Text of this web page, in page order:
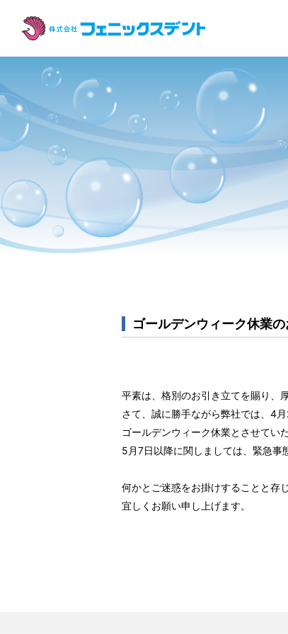
ゴールデンウィーク休業
平素は、格別のお引き立てを賜り、
さて、誠に勝手ながら弊社では、4
ゴールデンウィーク休業とさせてい
5月7日以降に関しましては、緊急事
何かとご迷惑をお掛けすることと存
宜しくお願い申し上げます。